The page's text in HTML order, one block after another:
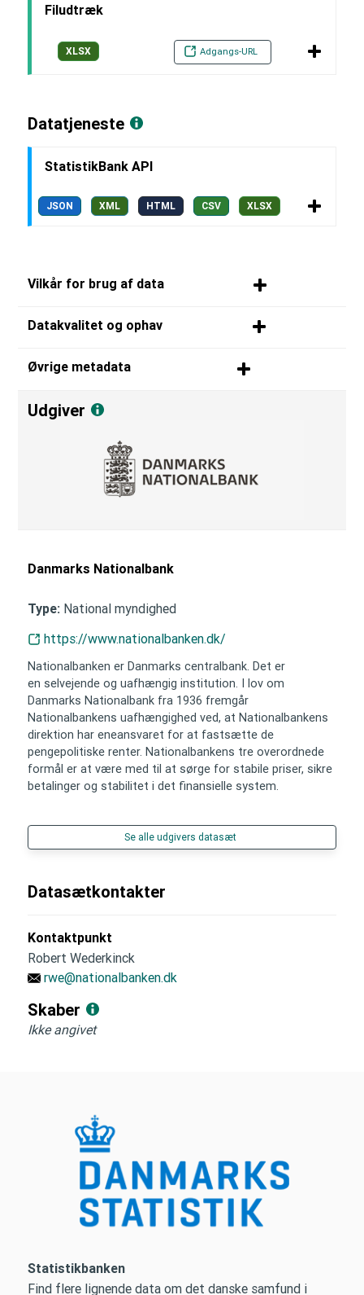
Filudtræk
XLSX Adgangs-URL
Datatjeneste
StatistikBank API
JSON XML HTML CSV XLSX
Vilkår for brug af data
Datakvalitet og ophav
Øvrige metadata
Udgiver
Danmarks Nationalbank
Type: National myndighed
https://www.nationalbanken.dk/
Nationalbanken er Danmarks centralbank. Det er
en selvejende og uafhængig institution. I lov om
Danmarks Nationalbank fra 1936 fremgår
Nationalbankens uafhængighed ved, at Nationalbankens
direktion har eneansvaret for at fastsætte de
pengepolitiske renter. Nationalbankens tre overordnede
formål er at være med til at sørge for stabile priser, sikre
betalinger og stabilitet i det finansielle system.
Se alle udgivers datasæt
Datasætkontakter
Kontaktpunkt
Robert Wederkinck
rwe@nationalbanken.dk
Skaber
Ikke angivet
Statistikbanken
Find flere lignende data om det danske samfund i